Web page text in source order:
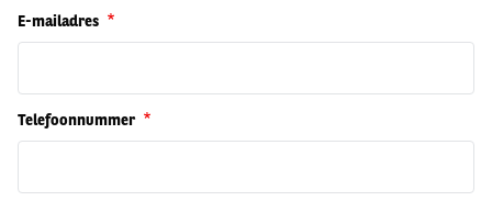
E-mailadres
Telefoonnummer